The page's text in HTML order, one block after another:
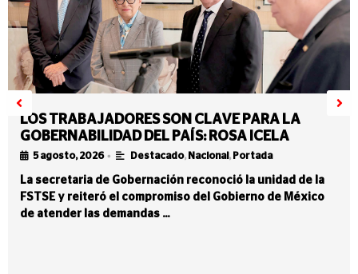
LOS TRABAJADORES SON CLAVE PARA LA
GOBERNABILIDAD DEL PAÍS: ROSA ICELA
5 agosto, 2026 • Destacado, Nacional , Portada
La secretaria de Gobernación reconoció la unidad de la
FSTSE y reiteró el compromiso del Gobierno de México
de atender las demandas …